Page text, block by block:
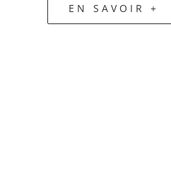
EN SAVOIR +